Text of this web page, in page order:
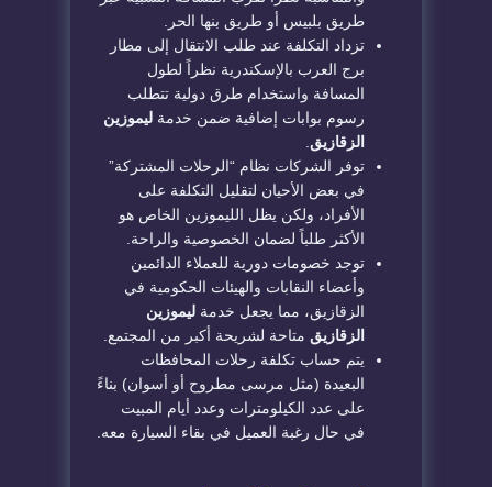
طريق بلبيس أو طريق بنها الحر.
​تزداد التكلفة عند طلب الانتقال إلى مطار
برج العرب بالإسكندرية نظراً لطول
المسافة واستخدام طرق دولية تتطلب
رسوم بوابات إضافية ضمن خدمة ليموزين
الزقازيق.
​توفر الشركات نظام “الرحلات المشتركة”
في بعض الأحيان لتقليل التكلفة على
الأفراد، ولكن يظل الليموزين الخاص هو
الأكثر طلباً لضمان الخصوصية والراحة.
​توجد خصومات دورية للعملاء الدائمين
وأعضاء النقابات والهيئات الحكومية في
الزقازيق، مما يجعل خدمة ليموزين
الزقازيق متاحة لشريحة أكبر من المجتمع.
​يتم حساب تكلفة رحلات المحافظات
البعيدة (مثل مرسى مطروح أو أسوان) بناءً
على عدد الكيلومترات وعدد أيام المبيت
في حال رغبة العميل في بقاء السيارة معه.